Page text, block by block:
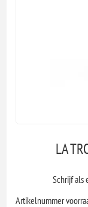
LA
Schrijf als
Artikelnummer